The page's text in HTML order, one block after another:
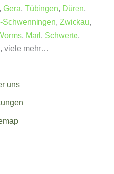
, Gera, Tübingen, Düren,
Schwenningen, Zwickau,
, Marl , Schwerte,
viele mehr…
uns